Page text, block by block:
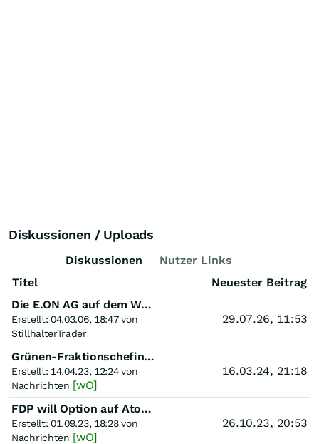
Diskussionen / Uploads
Diskussionen
Nutzer Links
Titel
Neuester Beitrag
Die E.ON AG auf dem Weg zum weltgrößten Energieversorger
Erstellt: 04.03.06, 18:47 von
StillhalterTrader
29.07.26, 11:53
Grünen-Fraktionschefin: Atomkraft ist Verschwendung von Steuergeldern
Erstellt: 14.04.23, 12:24 von
Nachrichten [wO]
16.03.24, 21:18
FDP will Option auf Atomenergienutzung - Thema für Kanzler 'erledigt'
Erstellt: 01.09.23, 18:28 von
Nachrichten [wO]
26.10.23, 20:53